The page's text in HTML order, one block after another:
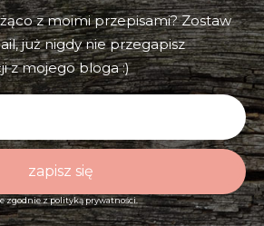
z moimi przepisami? Zostaw
już nigdy nie przegapisz
z mojego bloga :)
zapisz się
zgodnie zpolityką prywatności.